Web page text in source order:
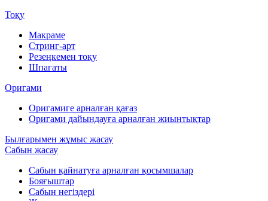
Тоқу
Макраме
Стринг-арт
Резеңкемен тоқу
Шпагаты
Оригами
Оригамиге арналған қағаз
Оригами дайындауға арналған жиынтықтар
Былғарымен жұмыс жасау
Сабын жасау
Сабын қайнатуға арналған қосымшалар
Бояғыштар
Сабын негіздері